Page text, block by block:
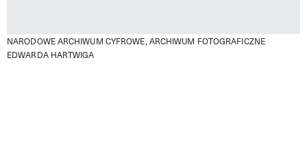
NARODOWE ARCHIWUM CYFROWE, ARCHIWUM FOTOGRAFICZNE
EDWARDA HARTWIGA